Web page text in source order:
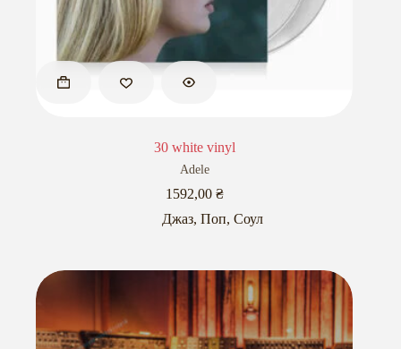
30 white vinyl
Adele
1592,00 ₴
Джаз, Поп, Соул